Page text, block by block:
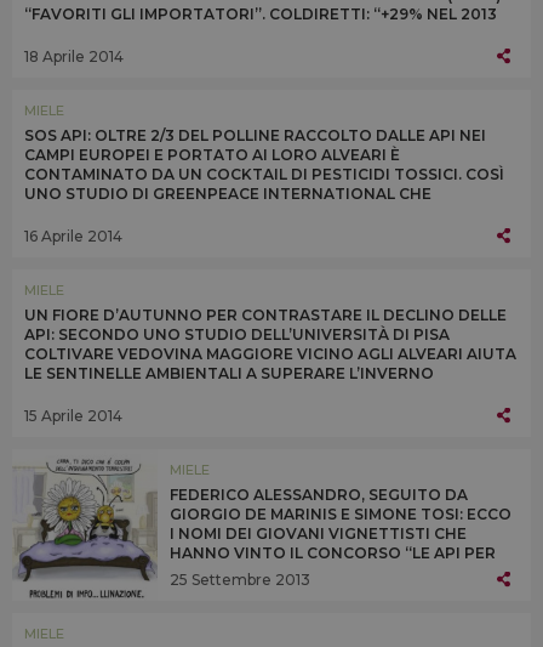
“FAVORITI GLI IMPORTATORI”. COLDIRETTI: “+29% NEL 2013
18 Aprile 2014
MIELE
SOS API: OLTRE 2/3 DEL POLLINE RACCOLTO DALLE API NEI
CAMPI EUROPEI E PORTATO AI LORO ALVEARI È
CONTAMINATO DA UN COCKTAIL DI PESTICIDI TOSSICI. COSÌ
UNO STUDIO DI GREENPEACE INTERNATIONAL CHE
UCCIDERCI”
16 Aprile 2014
MIELE
UN FIORE D’AUTUNNO PER CONTRASTARE IL DECLINO DELLE
API: SECONDO UNO STUDIO DELL’UNIVERSITÀ DI PISA
COLTIVARE VEDOVINA MAGGIORE VICINO AGLI ALVEARI AIUTA
LE SENTINELLE AMBIENTALI A SUPERARE L’INVERNO
15 Aprile 2014
MIELE
FEDERICO ALESSANDRO, SEGUITO DA
GIORGIO DE MARINIS E SIMONE TOSI: ECCO
I NOMI DEI GIOVANI VIGNETTISTI CHE
HANNO VINTO IL CONCORSO “LE API PER
UN’AGRICOLTURA DUREVOLE” DI UNAAPI,
CONAPI E AAPI E PATROCINATO DA SLOW
25 Settembre 2013
MIELE